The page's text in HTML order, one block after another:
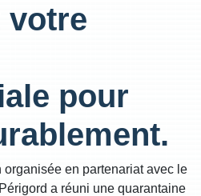
votre
pour
organisée en partenariat avec le
a réuni une quarantaine